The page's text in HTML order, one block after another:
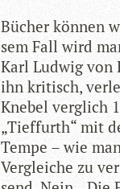
Bücher kön­nen
sem Fall wird
Karl Lud­wig von
ihn kri­tisch,
Kne­bel ver­glich
„Tief­furth“ mit
Tempe – wie
Ver­glei­che zu